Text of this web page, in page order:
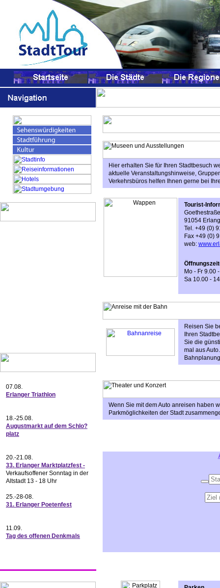
07.08.
Erlanger Triathlon
18.-25.08.
Augustmarkt auf dem Schlo?
platz
20.-21.08.
33. Erlanger Marktplatzfest -
Verkaufsoffener Sonntag in der
Altstadt 13 - 18 Uhr
25.-28-08.
31. Erlanger Poetenfest
11.09.
Tag des offenen Denkmals
Hier erhalten Sie für Ihren Stadtbesuch
aktuelle Veranstaltungshinweise,
Verkehrsbüros helfen Ihnen gerne bei
Tourist-
91054
Tel. +49 (0)
Fax +49 (0)
web:
Mo - Fr 9.00
Sa 10.00 -
Reisen Sie
Ihren
Sie die
mal aus
Wenn Sie mit dem Auto anreisen haben
Parkmöglichkeiten der Stadt